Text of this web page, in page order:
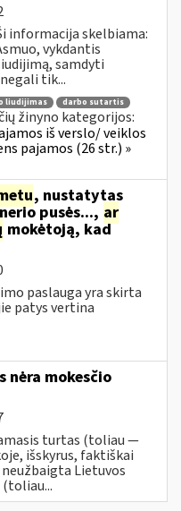
informacija skelbiama:
vykdantis
samdyti
tik...
liudijimas
darbo sutartis
žinyno kategorijos:
iš verslo/ veiklos
pajamos (26 str.) »
, nustatytas
pusės..., ar
mokėtoją, kad
paslauga yra skirta
patys vertina
nėra mokesčio
turtas (toliau ―
išskyrus, faktiškai
Lietuvos